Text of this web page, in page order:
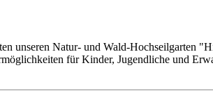
unseren Natur- und Wald-Hochseilgarten
für Kinder, Jugendliche und